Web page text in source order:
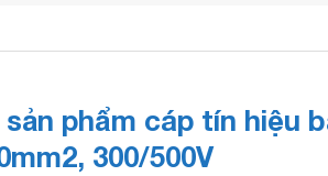
phẩm cáp tín hiệu
300/500V